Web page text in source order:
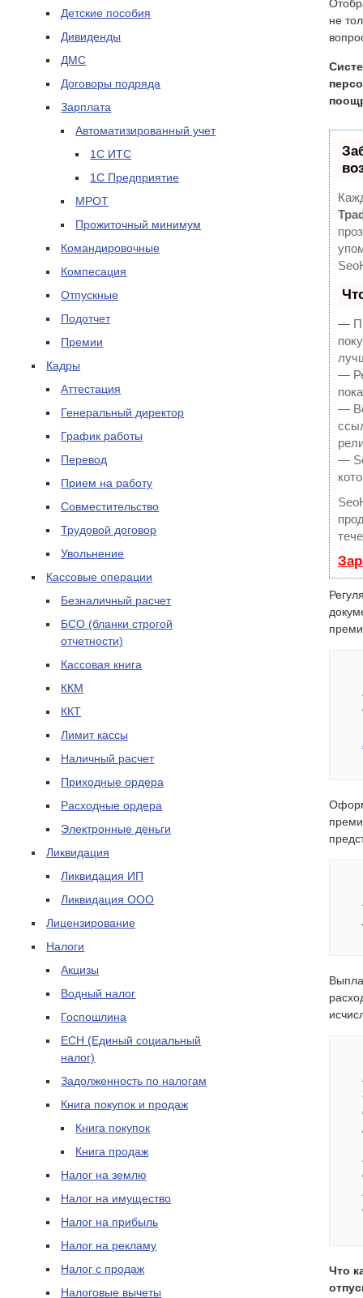
Детские пособия
Дивиденды
ДМС
Договоры подряда
Зарплата
Автоматизированный учет
1С ИТС
1С Предприятие
МРОТ
Прожиточный минимум
Командировочные
Компесация
Отпускные
Подотчет
Премии
Кадры
Аттестация
Генеральный директор
График работы
Перевод
Прием на работу
Совместительство
Трудовой договор
Увольнение
Кассовые операции
Безналичный расчет
БСО (бланки строгой
отчетности)
Кассовая книга
ККМ
ККТ
Лимит кассы
Наличный расчет
Приходные ордера
Расходные ордера
Электронные деньги
Ликвидация
Ликвидация ИП
Ликвидация ООО
Лицензирование
Налоги
Акцизы
Водный налог
Госпошлина
ЕСН (Единый социальный
налог)
Задолженность по налогам
Книга покупок и продаж
Книга покупок
Книга продаж
Налог на землю
Налог на имущество
Налог на прибыль
Налог на рекламу
Налог с продаж
Налоговые вычеты
не
—
—
—
—
Что